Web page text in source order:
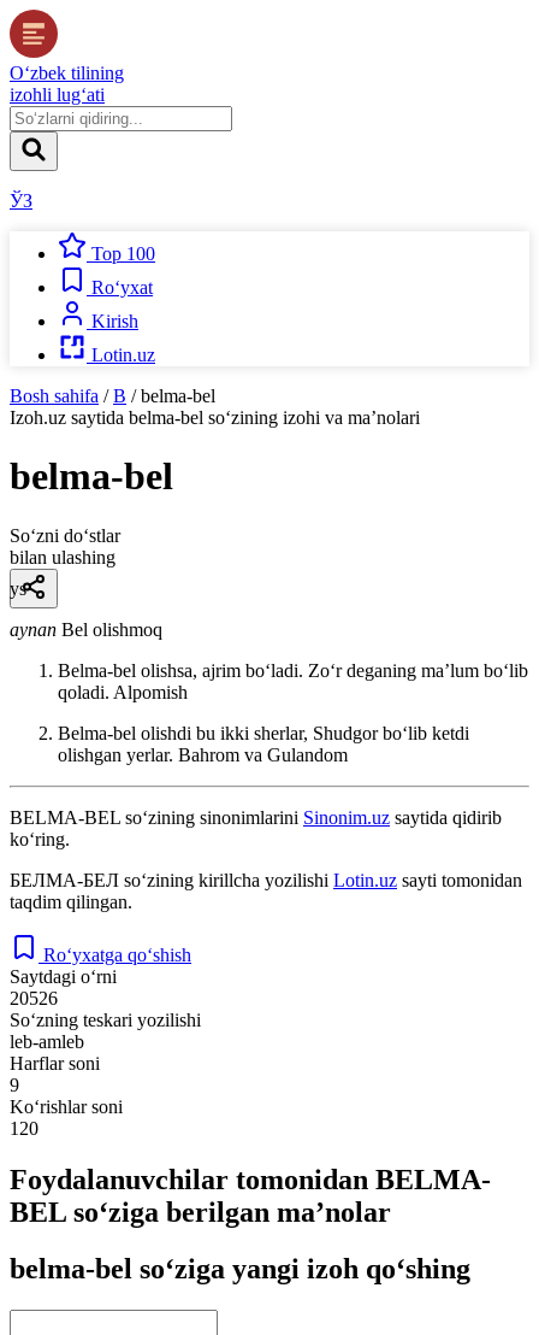
O‘zbek tilining
izohli lug‘ati
ЎЗ
Top 100
Ro‘yxat
Kirish
Lotin.uz
Bosh sahifa / B / belma-bel
Izoh.uz saytida belma-bel so‘zining izohi va ma’nolari
belma-bel
So‘zni do‘stlar
bilan ulashing
ys
aynan Bel olishmoq
Belma-bel olishsa, ajrim boʻladi. Zoʻr deganing maʼlum boʻlib
qoladi. Alpomish
Belma-bel olishdi bu ikki sherlar, Shudgor boʻlib ketdi
olishgan yerlar. Bahrom va Gulandom
BELMA-BEL so‘zining sinonimlarini Sinonim.uz saytida qidirib
ko‘ring.
БЕЛМА-БЕЛ so‘zining kirillcha yozilishi Lotin.uz sayti tomonidan
taqdim qilingan.
Ro‘yxatga qo‘shish
Saytdagi o‘rni
20526
So‘zning teskari yozilishi
leb-amleb
Harflar soni
9
Ko‘rishlar soni
120
Foydalanuvchilar tomonidan BELMA-
BEL so‘ziga berilgan ma’nolar
belma-bel so‘ziga yangi izoh qo‘shing